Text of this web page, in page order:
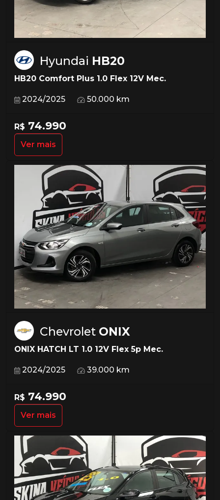
Hyundai HB20
HB20 Comfort Plus 1.0 Flex 12V Mec.
2024/2025 50.000 km
R$ 74.990
Ver mais
Chevrolet ONIX
ONIX HATCH LT 1.0 12V Flex 5p Mec.
2024/2025 39.000 km
R$ 74.990
Ver mais